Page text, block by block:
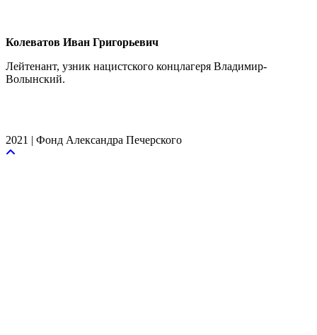
Колеватов Иван Григорьевич
Лейтенант, узник нацистского концлагеря Владимир-
Волынский.
2021 | Фонд Александра Печерского